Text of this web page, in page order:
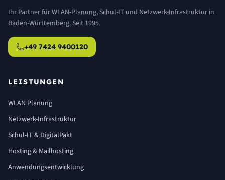
Ihr Partner für WLAN-Planung, Schul-IT und Netzwerk-Infrastruktur in
Baden-Württemberg. Seit 1995.
+49 7424 9400120
LEISTUNGEN
WLAN Planung
Netzwerk-Infrastruktur
Schul-IT & DigitalPakt
Hosting & Mailhosting
Anwendungsentwicklung